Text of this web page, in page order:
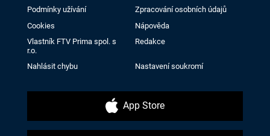
Podmínky užívání
Zpracování osobních údajů
Cookies
Nápověda
Vlastník FTV Prima spol. s
r.o.
Redakce
Nahlásit chybu Nastavení soukromí
App Store